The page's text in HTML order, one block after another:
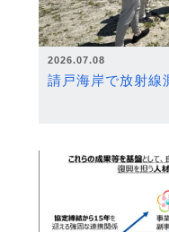
2026.07.08
請戸海岸で放射線